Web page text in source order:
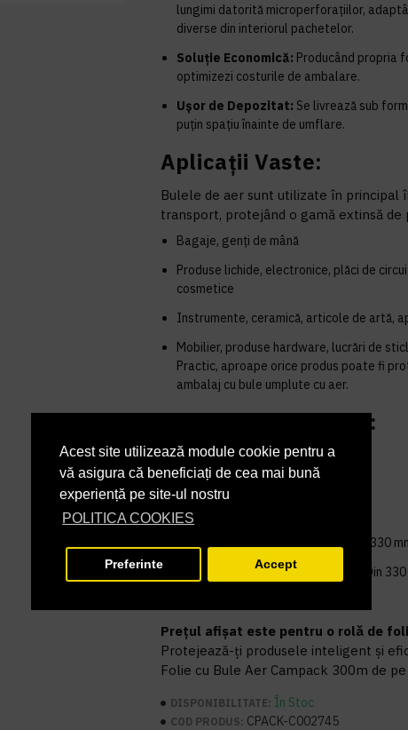
Acest site utilizează module cookie pentru a
vă asigura că beneficiați de cea mai bună
experiență pe site-ul nostru
POLITICA COOKIES
Preferinte Accept
lungimi datorită microperforațiilor,
diverse din interiorul pachetelor.
Soluție Economică: Producând propria
optimizezi costurile de ambalare.
Ușor de Depozitat: Se livrează sub
puțin spațiu înainte de umflare.
Aplicații Vaste:
Bulele de aer sunt utilizate în principal
transport, protejând o gamă extinsă de
Bagaje, genți de mână
Produse lichide, electronice, plăci de
cosmetice
Instrumente, ceramică, articole de artă,
Mobilier, produse hardware, lucrări de
Practic, aproape orice produs poate fi
ambalaj cu bule umplute cu aer.
Specificații Tehnice:
SKU:C002745
Lungime rolă:
Lățime folie:
330
Microperforații pentru rupere:
Din
Prețul afișat este pentru o rolă de
Protejează-ți produsele inteligent și
Folie cu Bule Aer Campack 300m de pe
DISPONIBILITATE: În Stoc
COD PRODUS: CPACK-C002745